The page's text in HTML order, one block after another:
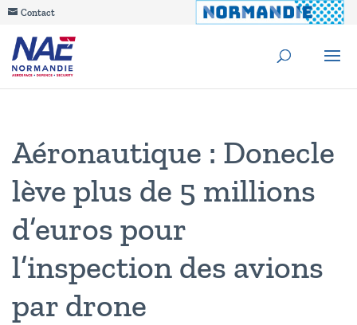
Contact
Aéronautique : Donecle
lève plus de 5 millions
d’euros pour
l’inspection des avions
par drone